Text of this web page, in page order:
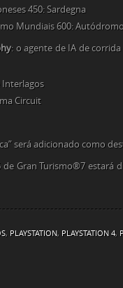
450: Sardegna
Mundiais 600:
: o agente de IA de
Circuit
será adicionado como
de Gran Turismo®7
, PLAYSTATION, PLAYSTATION 4,